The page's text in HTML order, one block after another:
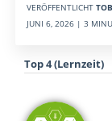
VERÖFFENTLICHT
JUNI 6, 2026 | 3
Top 4 (Lernzeit)